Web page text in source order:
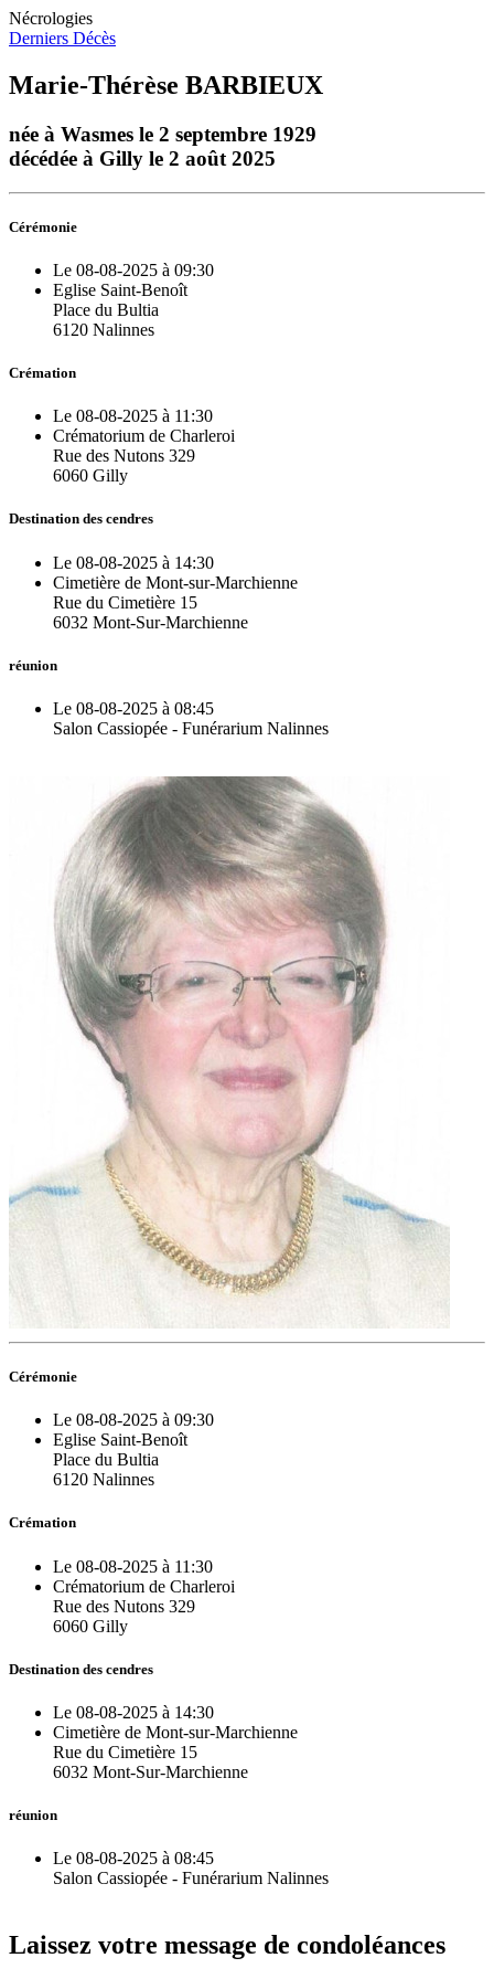
Nécrologies
Derniers Décès
Marie-Thérèse BARBIEUX
née à Wasmes le 2 septembre 1929
décédée à Gilly le 2 août 2025
Cérémonie
Le 08-08-2025 à 09:30
Eglise Saint-Benoît
Place du Bultia
6120 Nalinnes
Crémation
Le 08-08-2025 à 11:30
Crématorium de Charleroi
Rue des Nutons 329
6060 Gilly
Destination des cendres
Le 08-08-2025 à 14:30
Cimetière de Mont-sur-Marchienne
Rue du Cimetière 15
6032 Mont-Sur-Marchienne
réunion
Le 08-08-2025 à 08:45
Salon Cassiopée - Funérarium Nalinnes
Cérémonie
Le 08-08-2025 à 09:30
Eglise Saint-Benoît
Place du Bultia
6120 Nalinnes
Crémation
Le 08-08-2025 à 11:30
Crématorium de Charleroi
Rue des Nutons 329
6060 Gilly
Destination des cendres
Le 08-08-2025 à 14:30
Cimetière de Mont-sur-Marchienne
Rue du Cimetière 15
6032 Mont-Sur-Marchienne
réunion
Le 08-08-2025 à 08:45
Salon Cassiopée - Funérarium Nalinnes
Laissez votre message de condoléances